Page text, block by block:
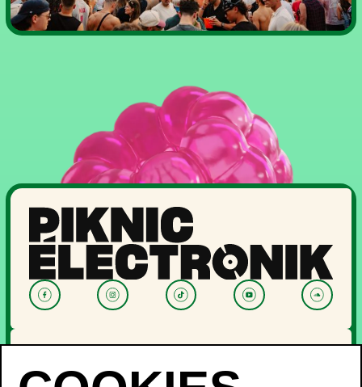
PROGRAMMATION
OFF PIKNIC